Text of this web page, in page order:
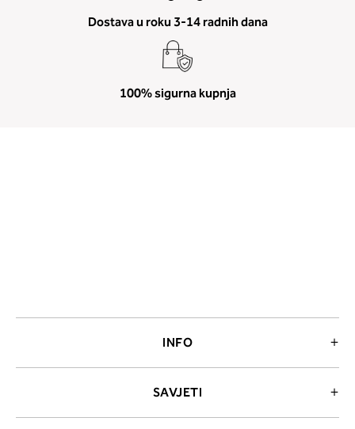
Dostava u roku 3-14 radnih dana
100% sigurna kupnja
INFO
SAVJETI